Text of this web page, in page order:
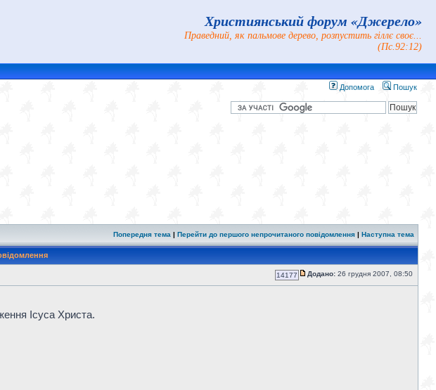
Християнський форум «Джерело»
Праведний, як пальмове дерево, розпустить гіллє своє...
(Пс.92:12)
Допомога Пошук
Попередня тема | Перейти до першого непрочитаного повідомлення | Наступна тема
14177 Додано: 26 грудня 2007, 08:50
Ісуса Христа.